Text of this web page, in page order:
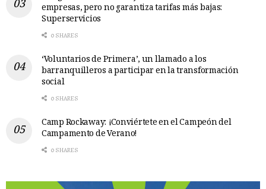
empresas, pero no garantiza tarifas más bajas:
Superservicios
0 SHARES
‘Voluntarios de Primera’, un llamado a los
barranquilleros a participar en la transformación
social
0 SHARES
Camp Rockaway: ¡Conviértete en el Campeón del
Campamento de Verano!
0 SHARES